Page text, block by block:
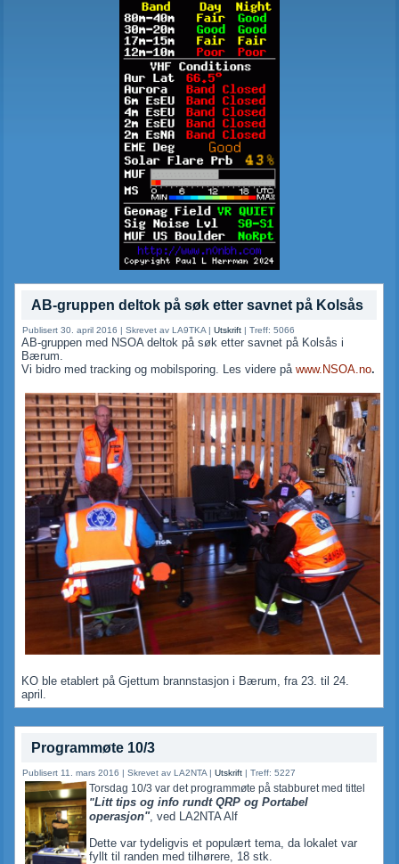
AB-gruppen deltok på søk etter savnet på Kolsås
Publisert 30. april 2016 |Skrevet av LA9TKA |Utskrift |Treff: 5066
AB-gruppen med NSOA deltok på søk etter savnet på Kolsås i
Bærum.
Vi bidro med tracking og mobilsporing. Les videre på www.NSOA.no.
KO ble etablert på Gjettum brannstasjon i Bærum, fra 23. til 24.
april.
Programmøte 10/3
Publisert 11. mars 2016 |Skrevet av LA2NTA |Utskrift |Treff: 5227
Torsdag 10/3 var det programmøte på stabburet med tittel
"Litt tips og info rundt QRP og Portabel
operasjon", ved LA2NTA Alf
Dette var tydeligvis et populært tema, da lokalet var
fyllt til randen med tilhørere, 18 stk.